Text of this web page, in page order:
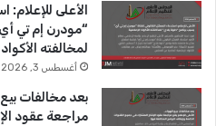
b
e
ا
م
الأعلى للإعلام:
“مودرن إم تي
لمخالفته
أغسطس 3, 2026
بعد مخالفات بيع
مراجعة عقود